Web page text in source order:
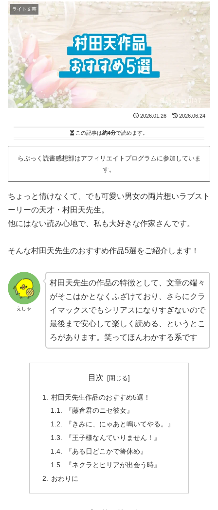
ライト文芸
2026.01.26 2026.06.24
この記事は約4分で読めます。
らぶっく読書感想部はアフィリエイトプログラムに参加していま
す。
ちょっと情けなくて、でも可愛い男女の両片想いラブスト
ーリーの天才・村田天先生。
他にはない読み心地で、私も大好きな作家さんです。
そんな村田天先生のおすすめ作品5選をご紹介します！
えしゃ
村田天先生の作品の特徴として、文章の端々
がそこはかとなくふざけており、さらにクラ
イマックスでもシリアスになりすぎないので
最後まで安心して楽しく読める、というとこ
ろがあります。笑ってほんわかする系です
目次
村田天先生作品のおすすめ5選！
『藤倉君のニセ彼女』
『きみに、にゃあと鳴いてやる。』
『王子様なんていりません！』
『ある日どこかで箸休め』
『ネクラとヒリアが出会う時』
おわりに